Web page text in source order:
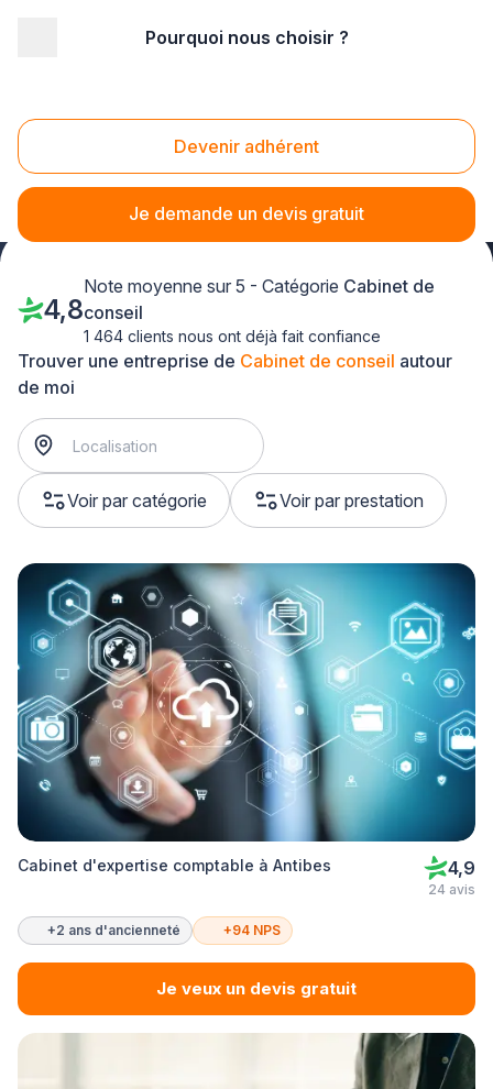
Pourquoi nous choisir ?
Devenir adhérent
Je demande un devis gratuit
Cabinet de conseil PACA - Provence Alpes Côte
d'Azur
Trouver une entreprise de Cabinet de conseil autour
de moi
Voir par catégorie Voir par prestation
4,8
Note moyenne sur 5 - Catégorie Cabinet de
conseil
1 464 clients nous ont déjà fait confiance
Cabinet d'expertise comptable à Antibes 4,9
24 avis
+2 ans d'ancienneté +94 NPS
Je veux un devis gratuit